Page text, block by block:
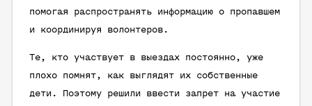
помогая распространять информацию о пропавшем
и координируя волонтеров.
Те, кто участвует в выездах постоянно, уже
плохо помнят, как выглядят их собственные
дети. Поэтому решили ввести запрет на участие